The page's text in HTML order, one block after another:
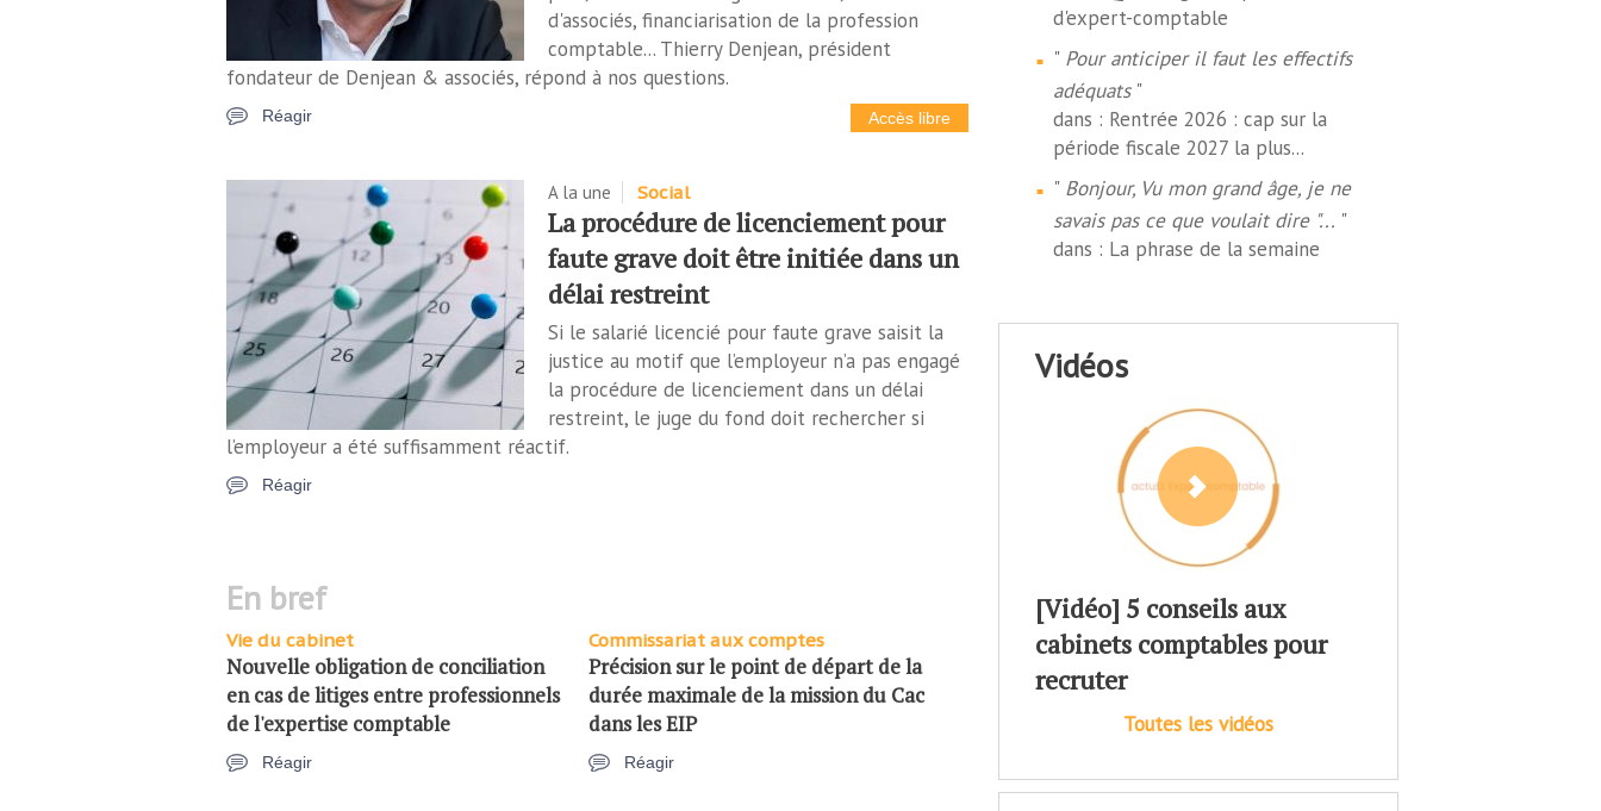
d'associés, financiarisation de la profession
comptable... Thierry Denjean, président
fondateur de Denjean & associés, répond à nos questions.
Réagir Accès libre
A la une Social
La procédure de licenciement pour
faute grave doit être initiée dans un
délai restreint
Si le salarié licencié pour faute grave saisit la
justice au motif que l’employeur n’a pas engagé
la procédure de licenciement dans un délai
restreint, le juge du fond doit rechercher si
l’employeur a été suffisamment réactif.
Réagir
en bref
Vie du cabinet
Nouvelle obligation de conciliation
en cas de litiges entre professionnels
de l'expertise comptable
Réagir
Commissariat aux comptes
Précision sur le point de départ de la
durée maximale de la mission du Cac
dans les EIP
Réagir
d'expert-comptable
" Pour anticiper il faut les effectifs
adéquats"
dans : Rentrée 2026 : cap sur la
période fiscale 2027 la plus...
" Bonjour, Vu mon grand âge, je ne
savais pas ce que voulait dire "... "
dans : La phrase de la semaine
vidéos
[Vidéo] 5 conseils aux
cabinets comptables pour
recruter
Toutes les vidéos